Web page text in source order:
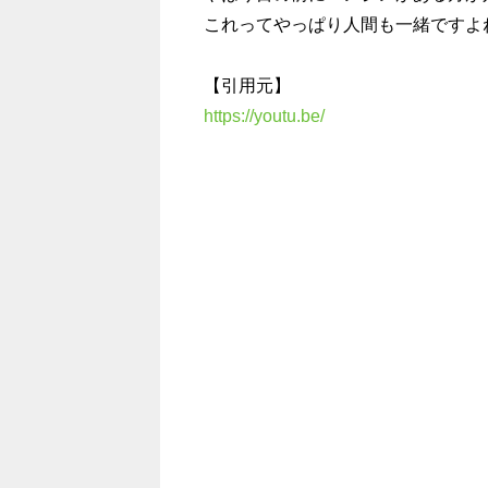
これってやっぱり人間も一緒ですよ
【引用元】
https://youtu.be/